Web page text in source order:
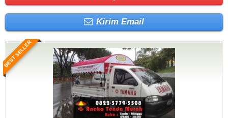
Kirim Email
BEST SELLER